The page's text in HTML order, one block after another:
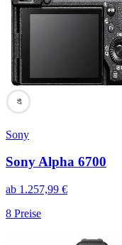
97
Sony
Sony Alpha 6700
ab 1.257,99 €
8 Preise